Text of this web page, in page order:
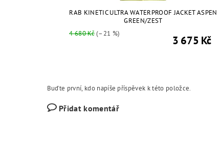
RAB KINETIC ULTRA WATERPROOF JACKET ASPEN
GREEN/ZEST
4 680 Kč(–21 %)
3 675 Kč
Buďte první, kdo napíše příspěvek k této položce.
Přidat komentář